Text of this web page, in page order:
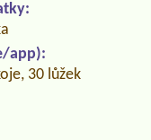
app):
30 lůžek